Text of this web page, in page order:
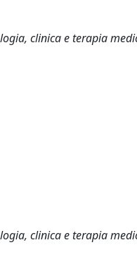
clinica e terapia
clinica e terapia